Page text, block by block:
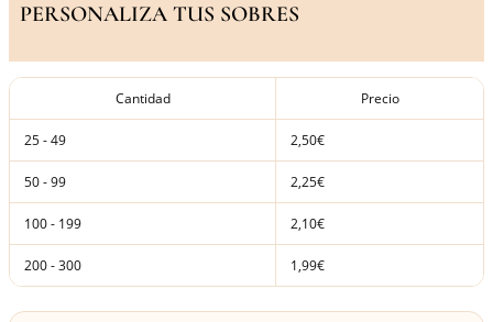
PERSONALIZA TUS SOBRES
Cantidad Precio
25 - 49 2,50€
50 - 99 2,25€
100 - 199 2,10€
200 - 300 1,99€